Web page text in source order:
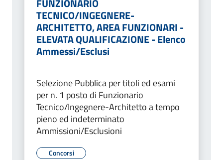
TECNICO/INGEGNERE-
ARCHITETTO, AREA FUNZIONARI -
ELEVATA QUALIFICAZIONE - Elenco
Ammessi/Esclusi
Selezione Pubblica per titoli ed esami
per n. 1 posto di Funzionario
Tecnico/Ingegnere-Architetto a tempo
pieno ed indeterminato
Ammissioni/Esclusioni
Concorsi